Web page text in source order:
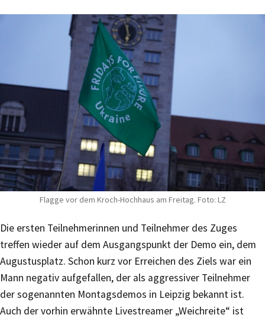
Flagge vor dem Kroch-Hochhaus am Freitag. Foto: LZ
Die ersten Teilnehmerinnen und Teilnehmer des Zuges
treffen wieder auf dem Ausgangspunkt der Demo ein, dem
Augustusplatz. Schon kurz vor Erreichen des Ziels war ein
Mann negativ aufgefallen, der als aggressiver Teilnehmer
der sogenannten Montagsdemos in Leipzig bekannt ist.
Auch der vorhin erwähnte Livestreamer „Weichreite“ ist